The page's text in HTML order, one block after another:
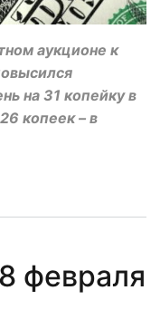
аукционе к
на 31 копейку в
копеек – в
февраля